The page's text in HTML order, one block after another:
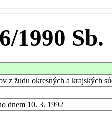
1990 Sb.
z žudu okresných a krajských
dnem 10. 3. 1992